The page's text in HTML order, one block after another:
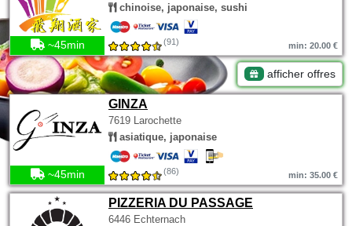
chinoise, japonaise, sushi
~45min (91) min: 20.00 €
afficher offres
GINZA
7619 Larochette
asiatique, japonaise
~45min (86) min: 35.00 €
PIZZERIA DU PASSAGE
6446 Echternach